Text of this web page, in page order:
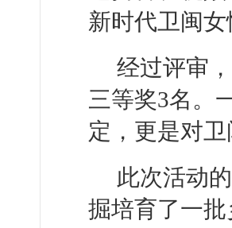
新时代卫闽
经过评审
三等奖3名。
定，更是对
此次活动
掘培育了一